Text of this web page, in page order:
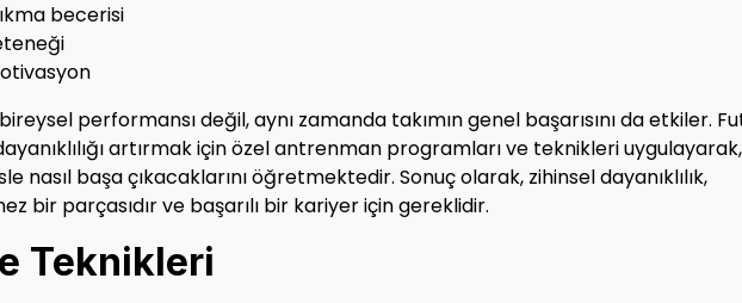
becerisi
performansı değil, aynı zamanda takımın genel başarısını da etkiler.
artırmak için özel antrenman programları ve teknikleri uygulayarak,
nasıl başa çıkacaklarını öğretmektedir. Sonuç olarak, zihinsel dayanıklılık,
bir parçasıdır ve başarılı bir kariyer için gereklidir.
Teknikleri